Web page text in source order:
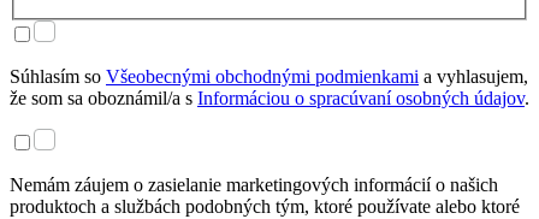
Súhlasím so Všeobecnými obchodnými podmienkami a vyhlasujem,
že som sa oboznámil/a s Informáciou o spracúvaní osobných údajov.
Nemám záujem o zasielanie marketingových informácií o našich
produktoch a službách podobných tým, ktoré používate alebo ktoré